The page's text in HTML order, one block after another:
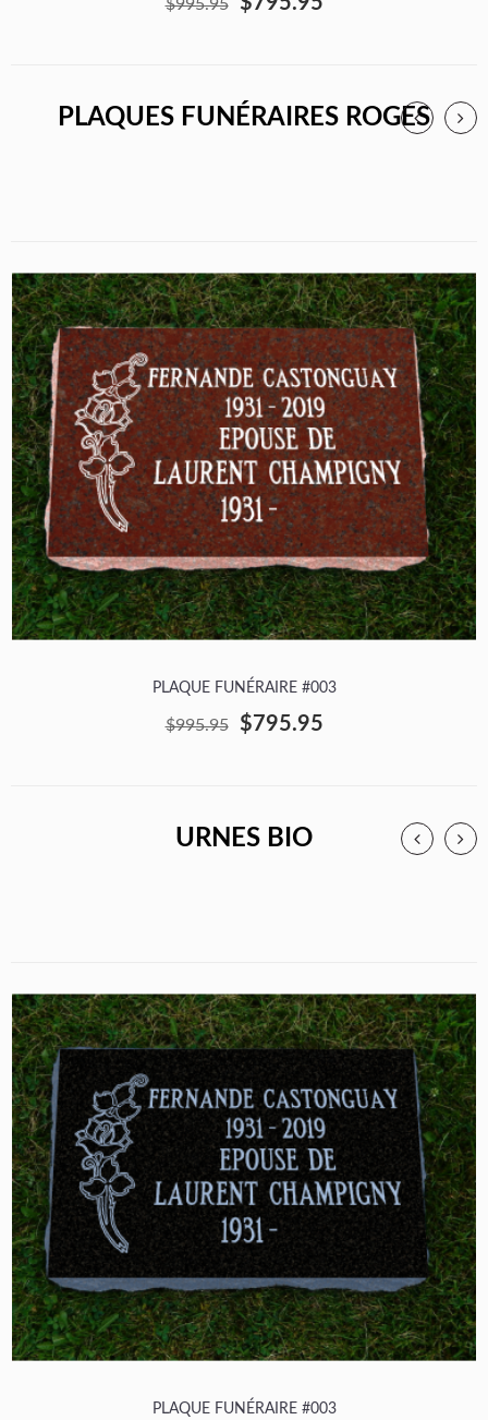
$995.95
PLAQUES FUNÉRAIRES ROGES
PLAQUE FUNÉRAIRE #003
$995.95 $795.95
URNES BIO
PLAQUE FUNÉRAIRE #003